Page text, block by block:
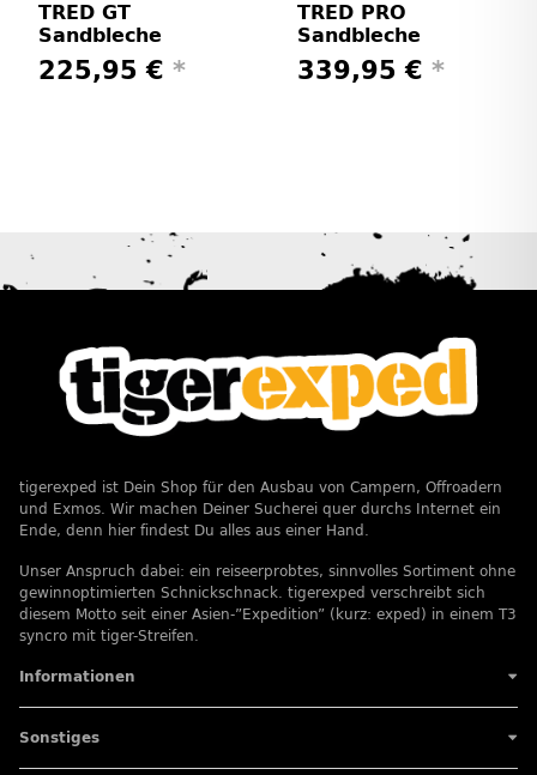
TRED GT
Sandbleche
225,95 € *
TRED PRO
Sandbleche
339,95 € *
tigerexped ist Dein Shop für den Ausbau von Campern, Offroadern
und Exmos. Wir machen Deiner Sucherei quer durchs Internet ein
Ende, denn hier findest Du alles aus einer Hand.
Unser Anspruch dabei: ein reiseerprobtes, sinnvolles Sortiment ohne
gewinnoptimierten Schnickschnack. tigerexped verschreibt sich
diesem Motto seit einer Asien-”Expedition” (kurz: exped) in einem T3
syncro mit tiger-Streifen.
Informationen
Sonstiges